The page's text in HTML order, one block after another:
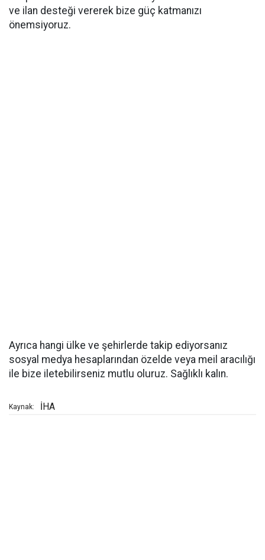
ve ilan desteği vererek bize güç katmanızı
önemsiyoruz.
Ayrıca hangi ülke ve şehirlerde takip ediyorsanız
sosyal medya hesaplarından özelde veya meil aracılığı
ile bize iletebilirseniz mutlu oluruz. Sağlıklı kalın.
Kaynak: İHA